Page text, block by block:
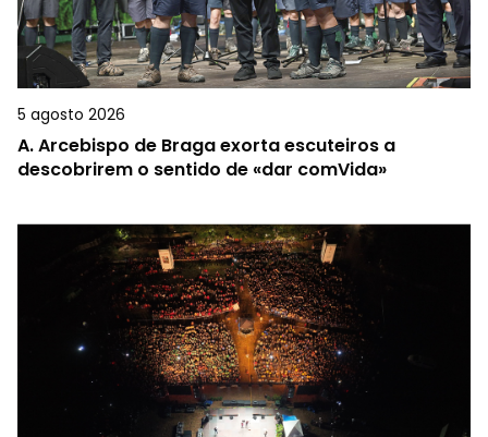
5 agosto 2026
A.Arcebispo de Braga exorta escuteiros a
descobrirem o sentido de «dar comVida»